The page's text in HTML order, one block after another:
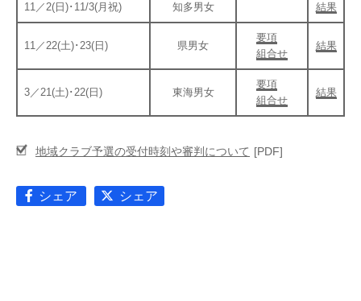
11／2(日)･11/3(月祝) 知多男女 結果
11／22(土)･23(日) 県男女
要項
組合せ
結果
3／21(土)･22(日) 東海男女
要項
組合せ
結果
地域クラブ予選の受付時刻や審判について
シェア シェア